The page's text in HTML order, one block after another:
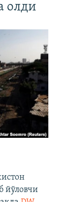
олди
йўловчи